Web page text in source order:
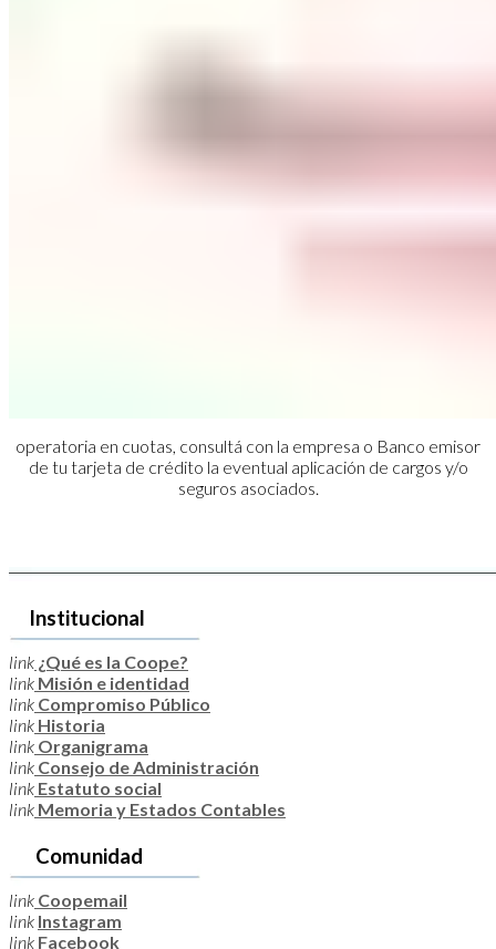
operatoria en cuotas, consultá con la empresa o Banco emisor
de tu tarjeta de crédito la eventual aplicación de cargos y/o
seguros asociados.
Institucional
link ¿Qué es la Coope?
link Misión e identidad
link Compromiso Público
link Historia
link Organigrama
link Consejo de Administración
link Estatuto social
link Memoria y Estados Contables
Comunidad
link Coopemail
link Instagram
link Facebook